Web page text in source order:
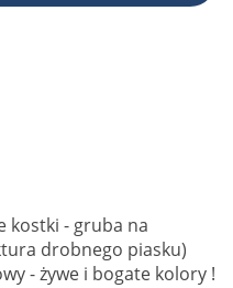
kostki - gruba na
drobnego piasku)
- żywe i bogate kolory !